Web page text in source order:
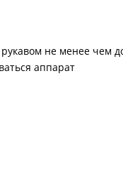
не менее чем
аппарат